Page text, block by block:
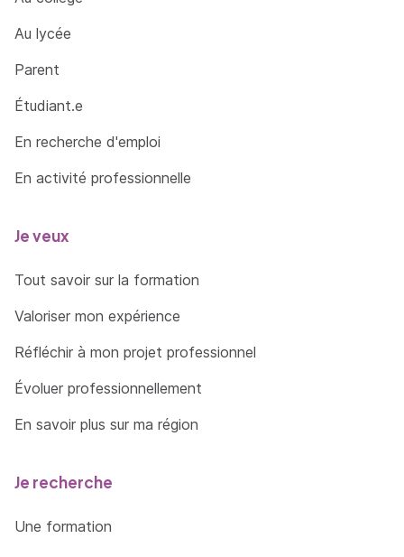
Au lycée
Parent
Étudiant.e
En recherche d'emploi
En activité professionnelle
Je veux
Tout savoir sur la formation
Valoriser mon expérience
Réfléchir à mon projet professionnel
Évoluer professionnellement
En savoir plus sur ma région
Je recherche
Une formation